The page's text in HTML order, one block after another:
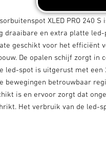
XLED PRO 240
draaibare en extra platte
geschikt voor het efficiënt
De opalen schijf zorgt in
led-spot is uitgerust met
bewegingen betrouwbaar
is en ervoor zorgt dat
Het verbruik van de led-